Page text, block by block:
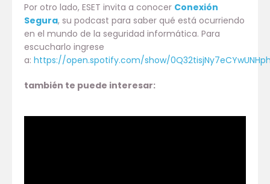
Por otro lado, ESET invita a conocer Conexión
Segura, su podcast para saber qué está ocurriendo
en el mundo de la seguridad informática. Para
escucharlo ingrese
a: https://open.spotify.com/show/
también te puede interesar: